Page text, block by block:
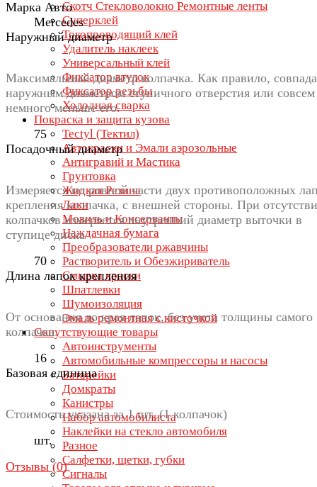
Скотч Стекловолокно Ремонтные ленты
Суперклей
Токопроводящий клей
Удалитель наклеек
Универсальный клей
Фиксатор втулок
Фиксатор резьбы
Холодная сварка
Покраска и защита кузова
Tectyl (Тектил)
Автокраски и Эмали аэрозольные
Антигравий и Мастика
Грунтовка
Жидкая Резина
Лаки
Мовиль и Консерванты
Наждачная бумага
Преобразователи ржавчины
Растворитель и Обезжириватель
Смывка краски
Шпатлевки
Шумоизоляция
Эмаль ремонтная с кисточкой
Сопутствующие товары
Автоинструменты
Автомобильные компрессоры и насосы
Батарейки
Домкраты
Канистры
Набор автомобилиста
Наклейки на стекло автомобиля
Разное
Салфетки, щетки, губки
Сигналы
Марка Авто
Mercedes
Наружный диаметр
Максимальный диаметр колпачка. Как правило,
наружным диаметром ступичного отверстия или совсем
немного меньше его.
75
Посадочный диаметр
Измеряется по ровной части двух противоположных
крепления колпачка, с внешней стороны. При
колпачков измеряется внутренний диаметр выточки в
ступице диска
70
Длина лапок крепления
От основания до края лапок, без учета толщины самого
колпачка.
16
Базовая единица
Стоимость указана за 1 шт. (1 колпачок)
шт.
Отзывы (0)